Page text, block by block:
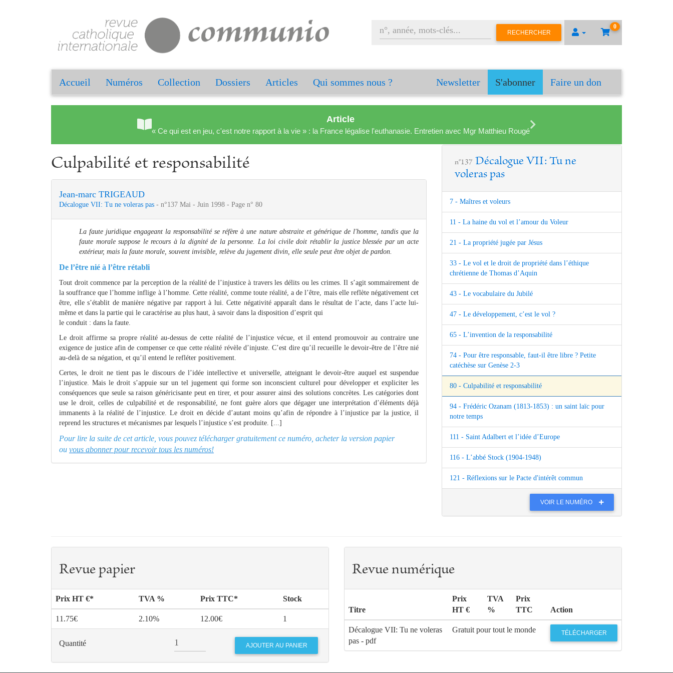
0
RECHERCHER
Accueil Numéros Collection Dossiers Articles Qui sommes nous ? Newsletter S'abonner Faire un don
Article
« Ce qui est en jeu, c'est notre rapport à la vie » : la France légalise l'euthanasie. Entretien avec Mgr Matthieu Rougé
Culpabilité et responsabilité
Jean-marc TRIGEAUD
Décalogue VII: Tu ne voleras pas - n°137 Mai - Juin 1998 - Page n° 80
La faute juridique engageant la responsabilité se réfère à une nature abstraite et générique de l'homme, tandis que la
faute morale suppose le recours à la dignité de la personne. La loi civile doit rétablir la justice blessée par un acte
extérieur, mais la faute morale, souvent invisible, relève du jugement divin, elle seule peut être objet de pardon.
De l’être nié à l’être rétabli
Tout droit commence par la perception de la réalité de l’injustice à travers les délits ou les crimes. Il s’agit sommairement de
la souffrance que l’homme inflige à l’homme. Cette réalité, comme toute réalité, a de l’être, mais elle reflète négativement cet
être, elle s’établit de manière négative par rapport à lui. Cette négativité apparaît dans le résultat de l’acte, dans l’acte lui-
même et dans la partie qui le caractérise au plus haut, à savoir dans la disposition d’esprit qui
le conduit : dans la faute.
Le droit affirme sa propre réalité au-dessus de cette réalité de l’injustice vécue, et il entend promouvoir au contraire une
exigence de justice afin de compenser ce que cette réalité révèle d’injuste. C’est dire qu’il recueille le devoir-être de l’être nié
au-delà de sa négation, et qu’il entend le refléter positivement.
Certes, le droit ne tient pas le discours de l’idée intellective et universelle, atteignant le devoir-être auquel est suspendue
l’injustice. Mais le droit s’appuie sur un tel jugement qui forme son inconscient culturel pour développer et expliciter les
conséquences que seule sa raison généricisante peut en tirer, et pour assurer ainsi des solutions concrètes. Les catégories dont
use le droit, celles de culpabilité et de responsabilité, ne font guère alors que dégager une interprétation d’éléments déjà
immanents à la réalité de l’injustice. Le droit en décide d’autant moins qu’afin de répondre à l’injustice par la justice, il
reprend les structures et mécanismes par lesquels l’injustice s’est produite. [...]
Pour lire la suite de cet article, vous pouvez télécharger gratuitement ce numéro, acheter la version papier
ou vous abonner pour recevoir tous les numéros!
n°137 Décalogue VII: Tu ne
voleras pas
7 - Maîtres et voleurs
11 - La haine du vol et l’amour du Voleur
21 - La propriété jugée par Jésus
33 - Le vol et le droit de propriété dans l’éthique
chrétienne de Thomas d’Aquin
43 - Le vocabulaire du Jubilé
47 - Le développement, c’est le vol ?
65 - L’invention de la responsabilité
74 - Pour être responsable, faut-il être libre ? Petite
catéchèse sur Genèse 2-3
80 - Culpabilité et responsabilité
94 - Frédéric Ozanam (1813-1853) : un saint laïc pour
notre temps
111 - Saint Adalbert et l’idée d’Europe
116 - L’abbé Stock (1904-1948)
121 - Réflexions sur le Pacte d'intérêt commun
VOIR LE NUMÉRO
Revue papier
Prix HT €* TVA % Prix TTC* Stock
11.75€ 2.10% 12.00€ 1
Quantité
Revue numérique
Titre
Prix
HT €
TVA
%
Prix
TTC
Action
Décalogue VII: Tu ne voleras
pas - pdf
Gratuit pour tout le monde TÉLÉCHARGER